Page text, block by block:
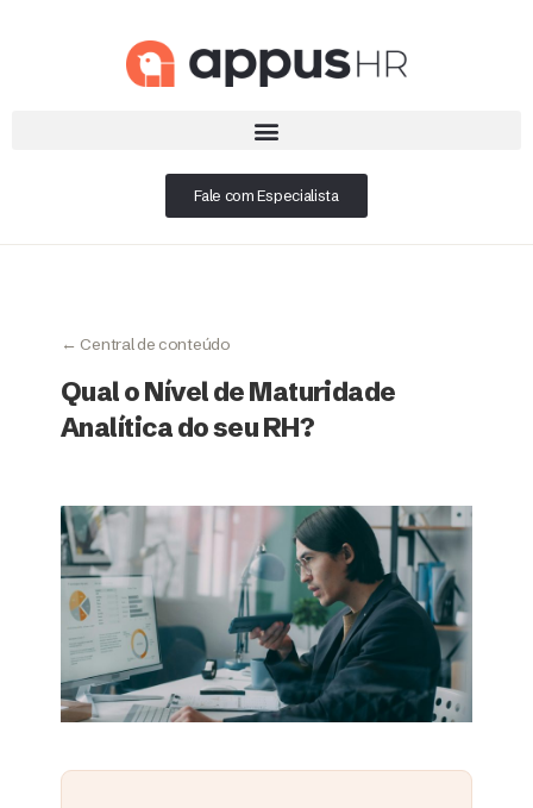
Fale com Especialista
← Central de conteúdo
Qual o Nível de Maturidade
Analítica do seu RH?